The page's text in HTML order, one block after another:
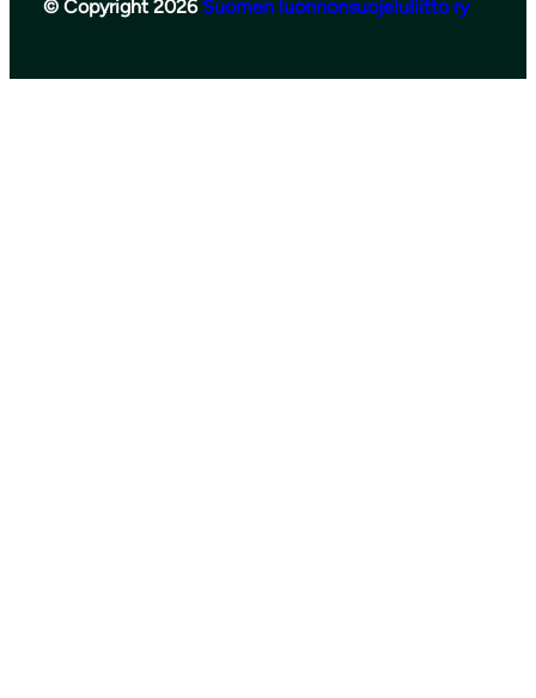
© Copyright 2026 Suomen luonnonsuojeluliitto ry